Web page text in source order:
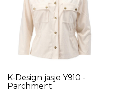
K-Design jasje Y910 -
Parchment